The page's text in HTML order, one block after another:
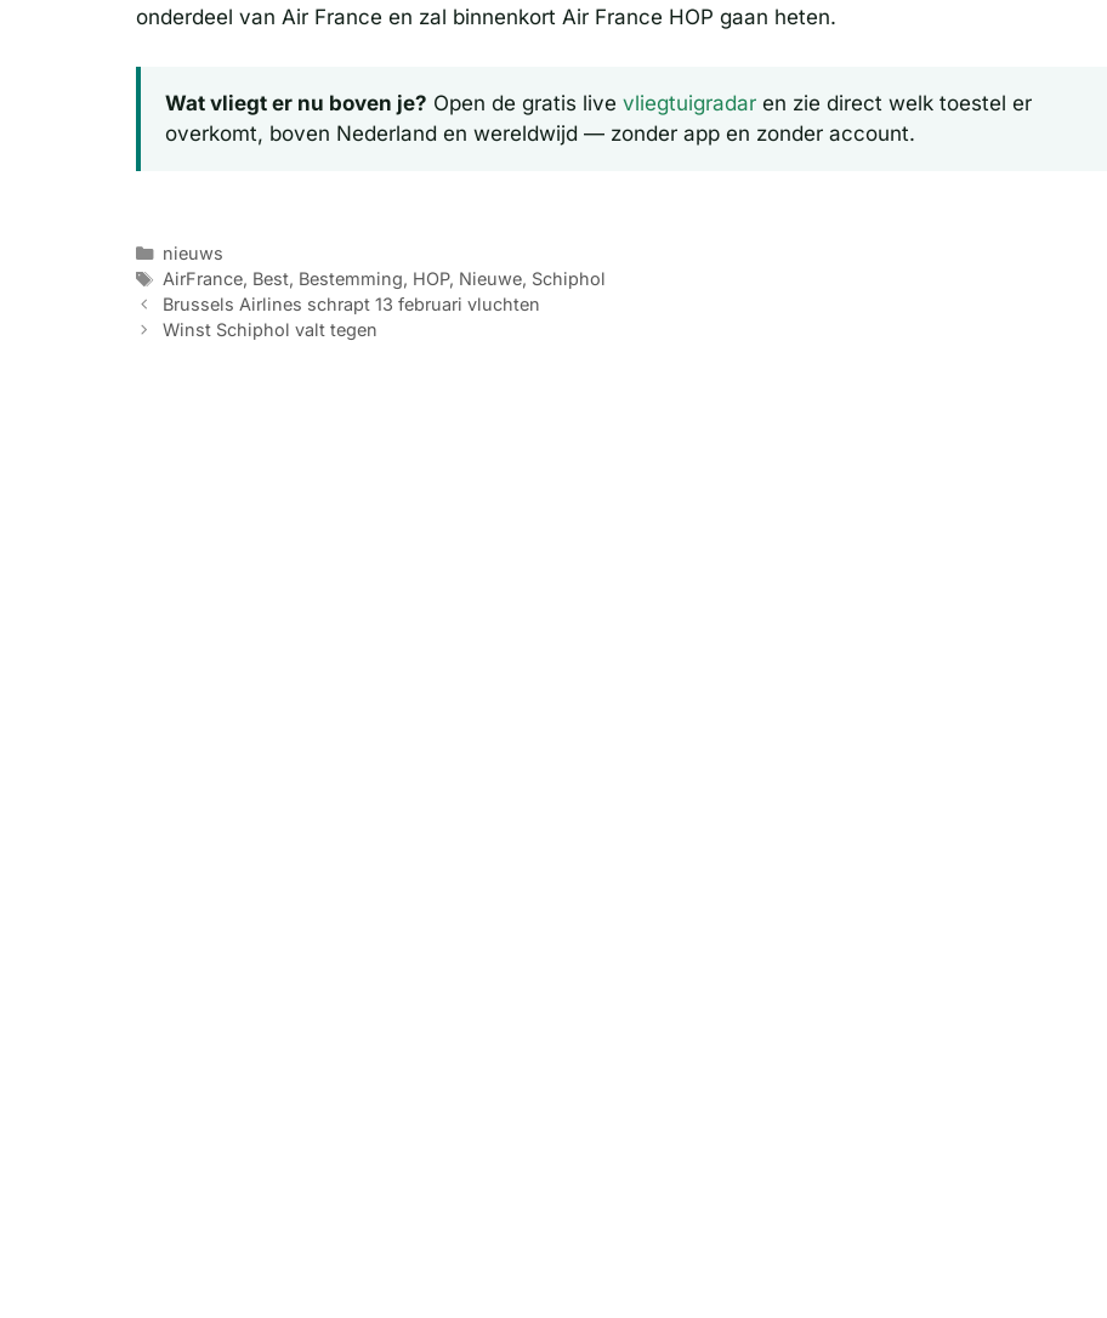
onderdeel van Air France en zal binnenkort Air France HOP gaan heten.
Wat vliegt er nu boven je? Open de gratis live vliegtuigradar en zie direct welk toestel er
overkomt, boven Nederland en wereldwijd — zonder app en zonder account.
Categorieën
nieuws
Tags
AirFrance, Best, Bestemming, HOP, Nieuwe, Schiphol
Brussels Airlines schrapt 13 februari vluchten
Winst Schiphol valt tegen